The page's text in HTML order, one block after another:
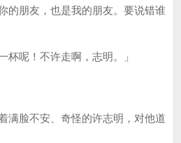
的朋友，也是我的朋友。要说错谁
杯呢！不许走啊，志明。」
满脸不安、奇怪的许志明，对他道